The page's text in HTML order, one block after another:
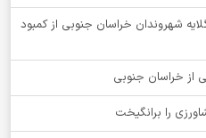
شهروندان خراسان جنوبی از کمبود
را برانگیخت